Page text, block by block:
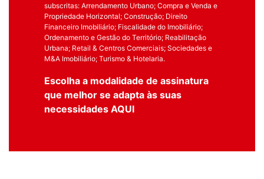
subscritas: Arrendamento Urbano; Compra e Venda e
Propriedade Horizontal; Construção; Direito
Financeiro Imobiliário; Fiscalidade do Imobiliário;
Ordenamento e Gestão do Território; Reabilitação
Urbana; Retail & Centros Comerciais; Sociedades e
M&A Imobiliário; Turismo & Hotelaria.
Escolha a modalidade de assinatura
que melhor se adapta às suas
necessidades AQUI